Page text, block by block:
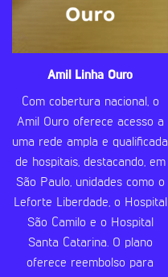
Amil Linha Ouro
Com cobertura nacional, o
Amil Ouro oferece acesso a
uma rede ampla e qualificada
de hospitais, destacando, em
São Paulo, unidades como o
Leforte Liberdade, o Hospital
São Camilo e o Hospital
Santa Catarina. O plano
oferece reembolso para